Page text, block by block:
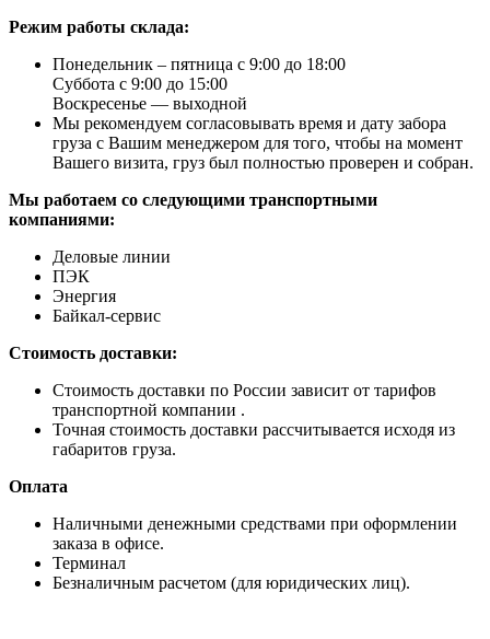
Режим работы склада:
Понедельник – пятница с 9:00 до 18:00
Суббота с 9:00 до 15:00
Воскресенье — выходной
Мы рекомендуем согласовывать время и дату забора
груза с Вашим менеджером для того, чтобы на момент
Вашего визита, груз был полностью проверен и собран.
Мы работаем со следующими транспортными
компаниями:
Деловые линии
ПЭК
Энергия
Байкал-сервис
Стоимость доставки:
Стоимость доставки по России зависит от тарифов
транспортной компании .
Точная стоимость доставки рассчитывается исходя из
габаритов груза.
Оплата
Наличными денежными средствами при оформлении
заказа в офисе.
Терминал
Безналичным расчетом (для юридических лиц).